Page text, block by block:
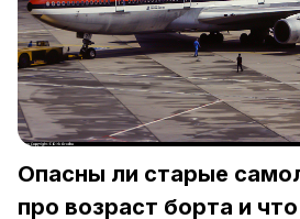
Опасны ли старые
про возраст борта и